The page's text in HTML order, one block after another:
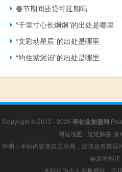
春节期间还贷可延期吗
“千里寸心长炯炯”的出处是哪里
“文彩动星辰”的出处是哪里
“约住紫泥诏”的出处是哪里
Copyright © 2012 - 2026 帮创业加盟网
网站地图 | 疑难解答 渝
声明：本站内容来自互联网，如信息有错
会及时纠
本站仅为个人兴趣爱好，不